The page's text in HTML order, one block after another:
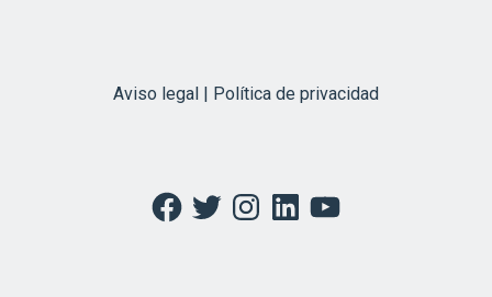
Aviso legal | Política de privacidad
Facebook
TwitterInstagramLinkedInYouTube